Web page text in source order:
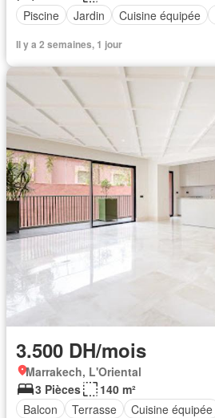
Piscine
Jardin Cuisine équipée
Il y a 2 semaines, 1 jour
3.500 DH/mois
Marrakech, L'Oriental
3 Pièces
140 m²
Balcon
Terrasse Cuisine équipée